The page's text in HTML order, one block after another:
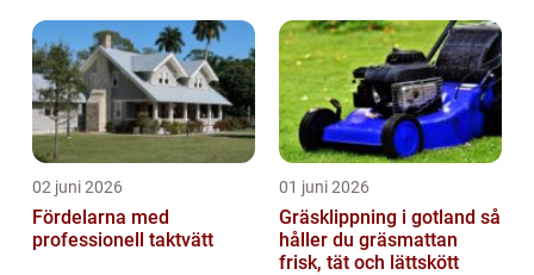
02 juni 2026
Fördelarna med
professionell taktvätt
01 juni 2026
Gräsklippning i gotland så
håller du gräsmattan
frisk, tät och lättskött